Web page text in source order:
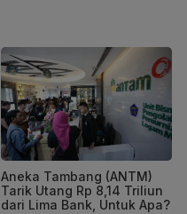
Aneka Tambang (ANTM)
Tarik Utang Rp 8,14 Triliun
dari Lima Bank, Untuk Apa?